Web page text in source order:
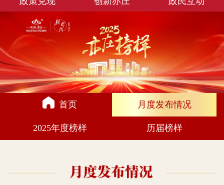
首页 月度发布情况
2025年度榜样 历届榜样